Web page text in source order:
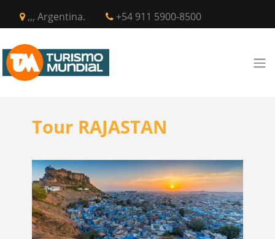
,,, Argentina. +54 911 5900-8500
Tour RAJASTAN